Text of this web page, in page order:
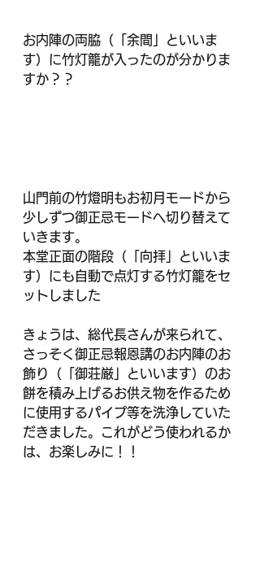
お内陣の両脇（「余間」といいま
す）に竹灯籠が入ったのが分かりま
すか？？
山門前の竹燈明もお初月モードから
少しずつ御正忌モードへ切り替えて
いきます。
本堂正面の階段（「向拝」といいま
す）にも自動で点灯する竹灯籠をセ
ットしました
きょうは、総代長さんが来られて、
さっそく御正忌報恩講のお内陣のお
飾り（「御荘厳」といいます）のお
餅を積み上げるお供え物を作るため
に使用するパイプ等を洗浄していた
だきました。これがどう使われるか
は、お楽しみに！！